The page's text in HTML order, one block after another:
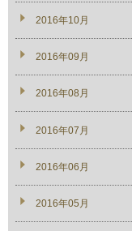
2016年10月
2016年09月
2016年08月
2016年07月
2016年06月
2016年05月